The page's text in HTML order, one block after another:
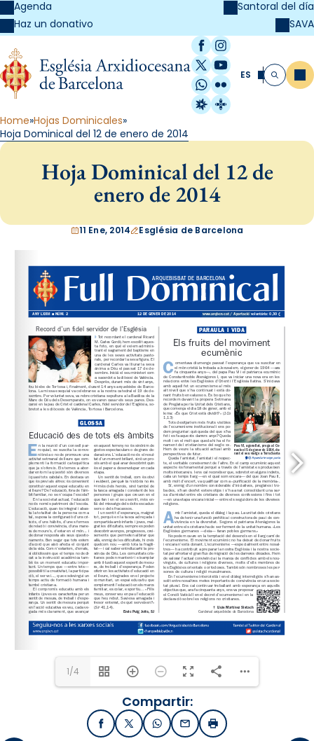
Agenda
Haz un donativo
Santoral del día
SAVA
Facebook
Instagram
X / Twitter
YouTube
WhatsApp
Flickr
Radio Estel
Catalunya
ES Buscar
Home Hojas Dominicales
Hoja Dominical del 12 de enero de 2014
Hoja Dominical del 12 de
enero de 2014
11 Ene, 2014 Església de Barcelona
www.arqbcn.cat / Aportació voluntària: 0,30
1/4
Compartir:
FacebookX / TwitterWhatsApp
EmailImprimir